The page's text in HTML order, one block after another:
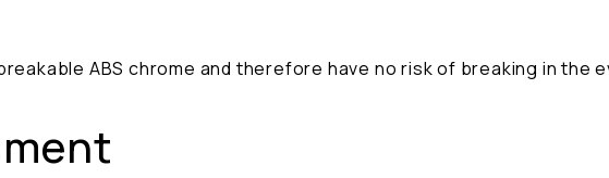
ABS chrome and therefore have no risk of breaking in the